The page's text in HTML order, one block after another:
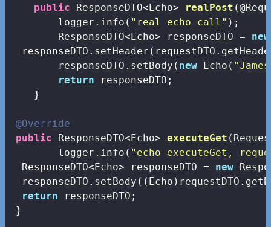
public ResponseDTO<Echo> realPost
        logger.info(
"real echo call" );
        ResponseDTO<Echo> responseDTO =
new
        responseDTO.setBody(
new Echo(
return responseDTO;
    }
@Override
public ResponseDTO<Echo> executeGet
        logger.info(
"echo executeGet,
  ResponseDTO<Echo> responseDTO =
new
return responseDTO;
}